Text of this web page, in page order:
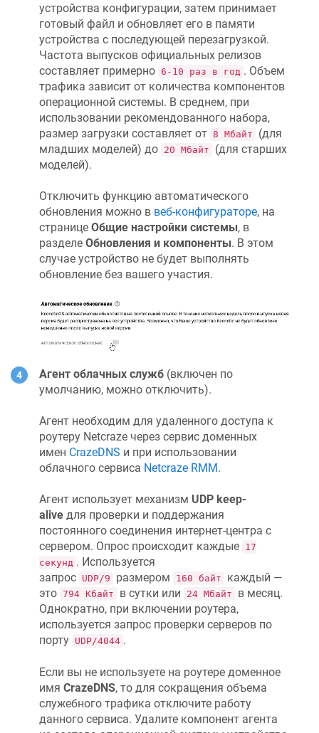
устройства конфигурации, затем принимает
готовый файл и обновляет его в памяти
устройства с последующей перезагрузкой.
Частота выпусков официальных релизов
составляет примерно 6-10 раз в год . Объем
трафика зависит от количества компонентов
операционной системы. В среднем, при
использовании рекомендованного набора,
размер загрузки составляет от 8 Мбайт
(для
младших моделей) до 20 Мбайт
(для старших
моделей).
Отключить функцию автоматического
обновления можно в веб-конфигураторе, на
странице Общие настройки системы, в
разделе Обновления и компоненты. В этом
случае устройство не будет выполнять
обновление без вашего участия.
Агент облачных служб (включен по
умолчанию, можно отключить).
Агент необходим для удаленного доступа к
роутеру Netcraze через сервис доменных
имен CrazeDNS и при использовании
облачного сервиса Netcraze RMM.
Агент использует механизм UDP keep-
alive для проверки и поддержания
постоянного соединения интернет-центра с
сервером. Опрос происходит каждые 17
секунд . Используется
запрос UDP/9 размером 160 байт
каждый —
это 794 Кбайт в сутки или 24 Мбайт
в месяц.
Однократно, при включении роутера,
используется запрос проверки серверов по
порту UDP/4044 .
Если вы не используете на роутере доменное
имя CrazeDNS, то для сокращения объема
служебного трафика отключите работу
данного сервиса. Удалите компонент агента